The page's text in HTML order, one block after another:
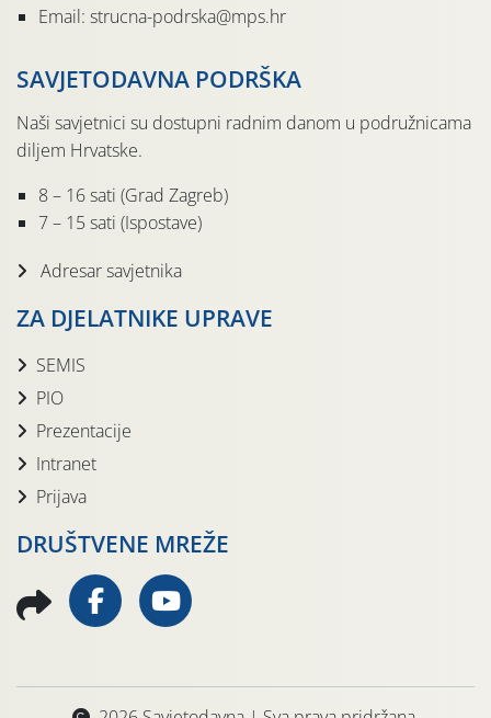
Email: strucna-podrska@mps.hr
SAVJETODAVNA PODRŠKA
Naši savjetnici su dostupni radnim danom u podružnicama
diljem Hrvatske.
8 – 16 sati (Grad Zagreb)
7 – 15 sati (Ispostave)
Adresar savjetnika
ZA DJELATNIKE UPRAVE
SEMIS
PIO
Prezentacije
Intranet
Prijava
DRUŠTVENE MREŽE